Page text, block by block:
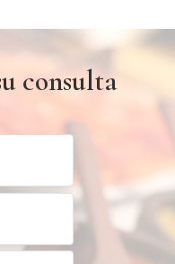
consulta